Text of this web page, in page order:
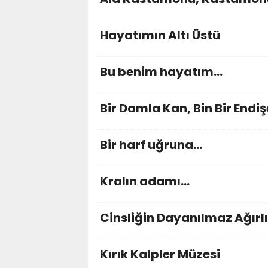
Hayatımın Altı Üstü
Bu benim hayatım...
Bir Damla Kan, Bin Bir
Bir harf uğruna...
Kralın adamı...
Cinsliğin Dayanılmaz
Kırık Kalpler Müzesi